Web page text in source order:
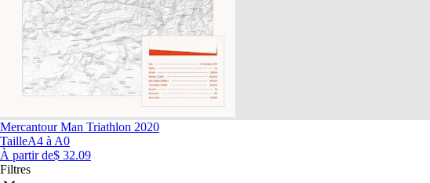
Mercantour Man Triathlon 2020
TailleA4 à A0
À partir de$ 32.09
Filtres